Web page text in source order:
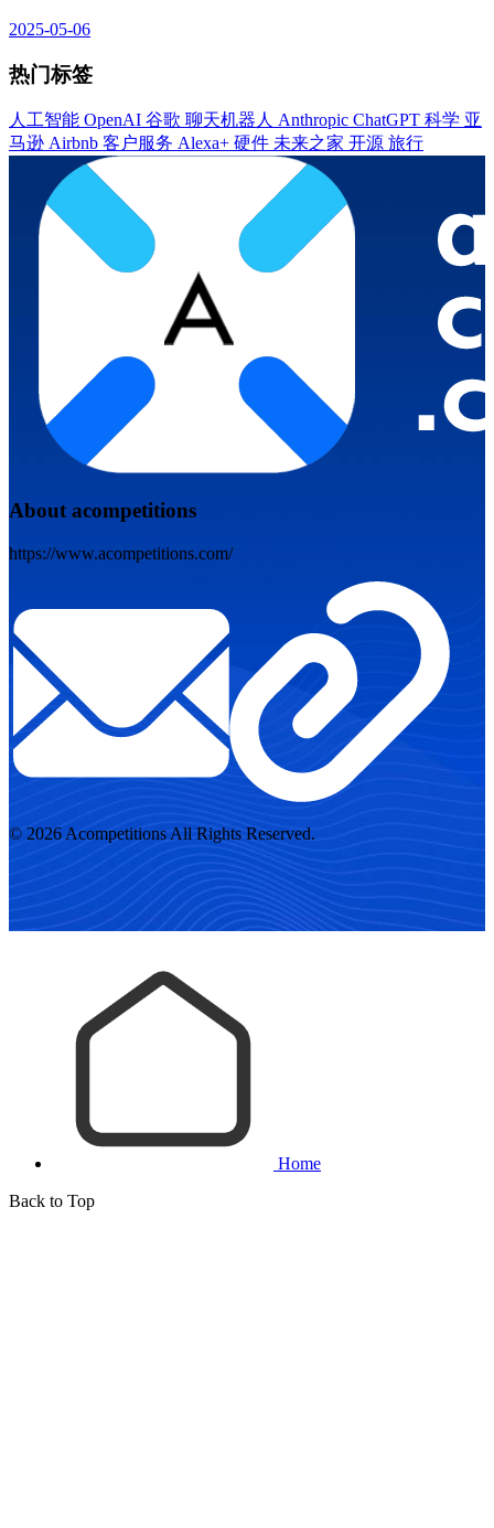
2025-05-06
热门标签
人工智能 OpenAI 谷歌 聊天机器人 Anthropic ChatGPT 科学 亚
马逊 Airbnb 客户服务 Alexa+ 硬件 未来之家 开源 旅行
About acompetitions
https://www.acompetitions.com/
© 2026 Acompetitions All Rights Reserved.
Home
Back to Top